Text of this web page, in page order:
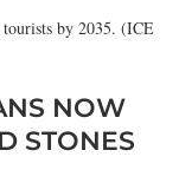
by 2035. (ICE
NOW
STONES